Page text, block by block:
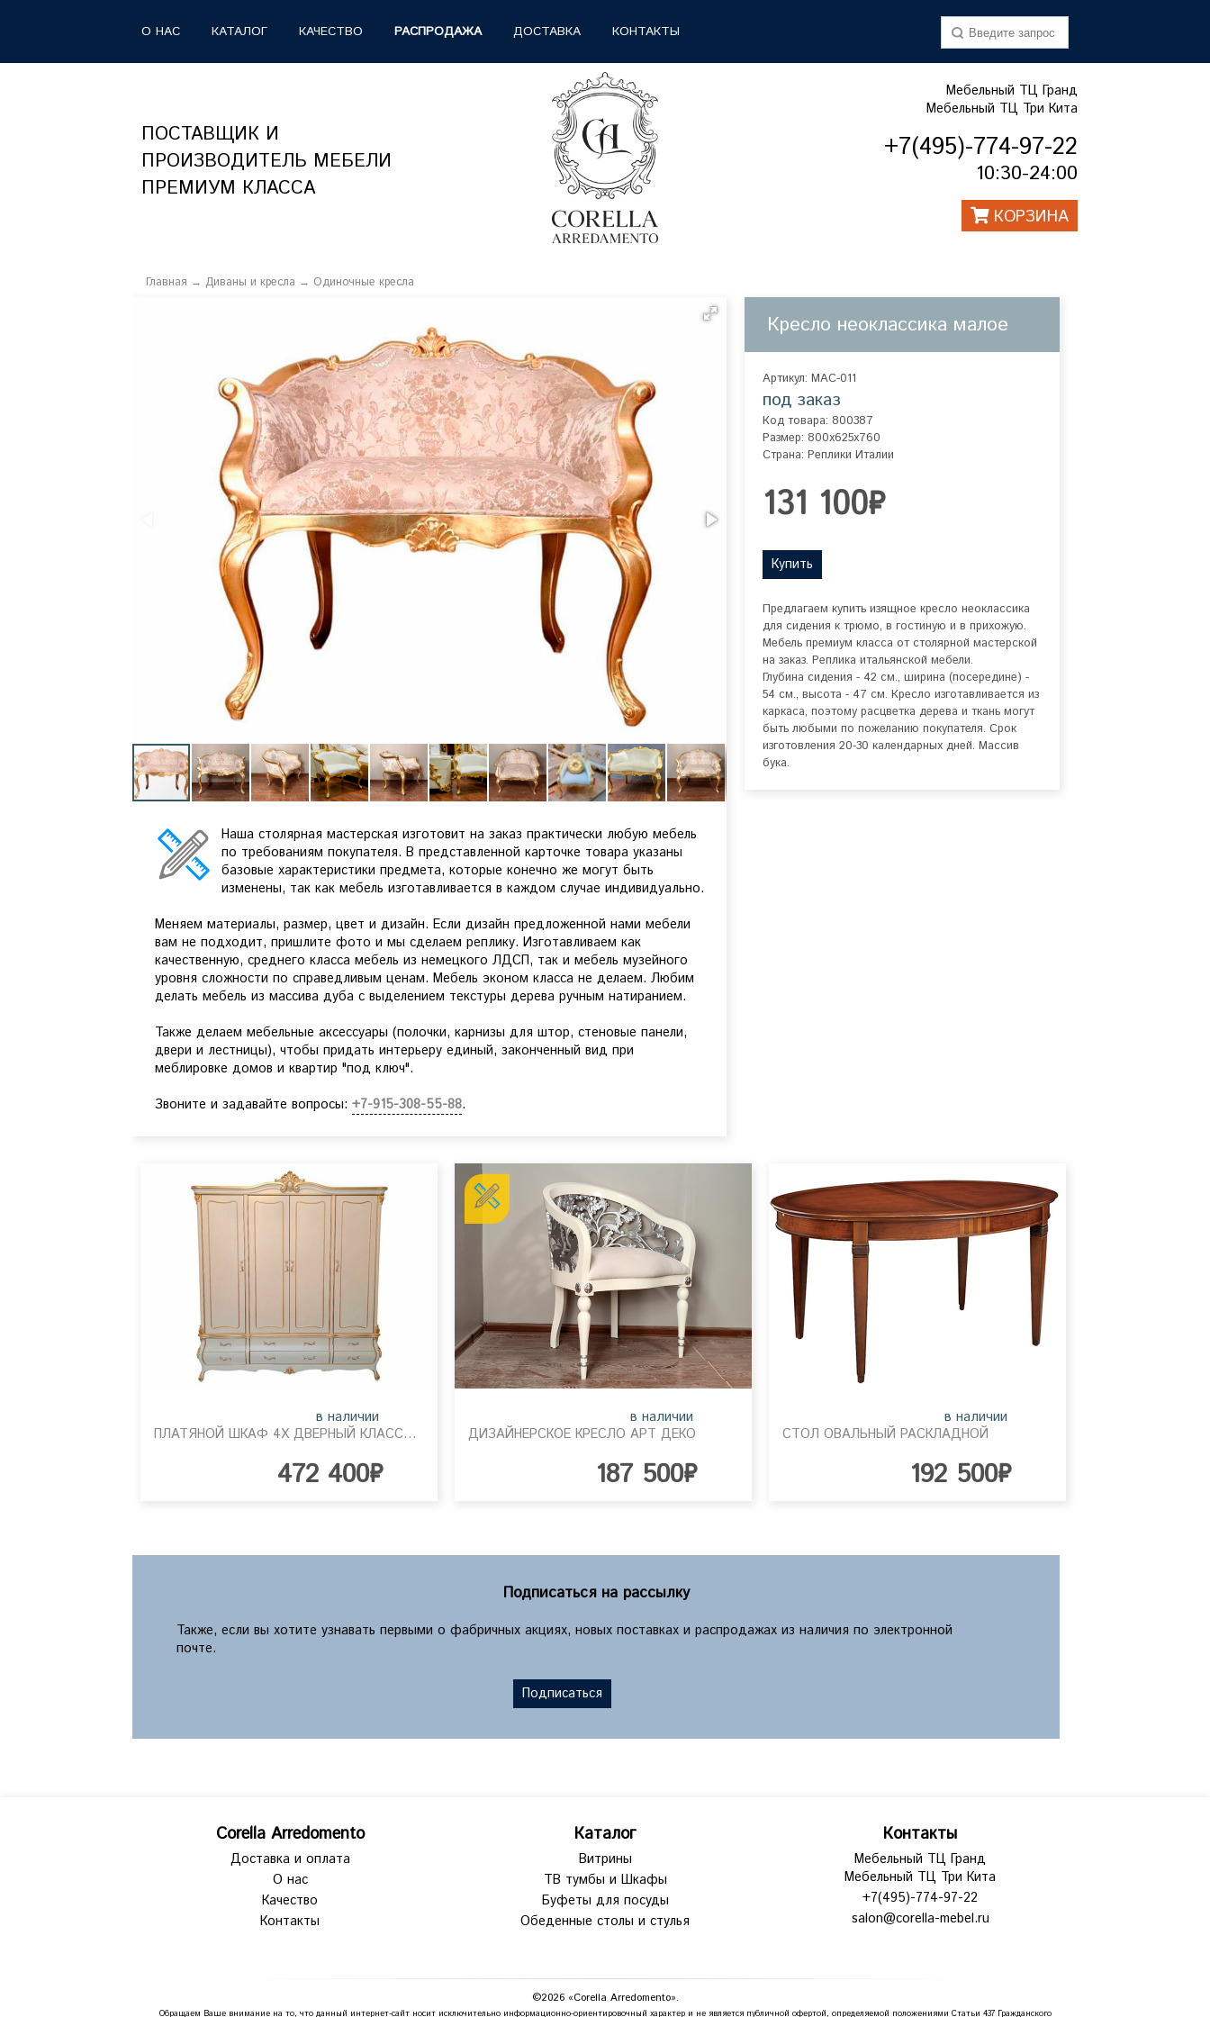
О НАС КАТАЛОГ КАЧЕСТВО РАСПРОДАЖА ДОСТАВКА КОНТАКТЫ
+7(495)-774-97-22
10:30-24:00
КОРЗИНА
Мебельный ТЦ Гранд
Мебельный ТЦ Три Кита
ПОСТАВЩИК И
ПРОИЗВОДИТЕЛЬ МЕБЕЛИ
ПРЕМИУМ КЛАССА
Главная → Диваны и кресла → Одиночные кресла
Наша столярная мастерская изготовит на заказ практически любую мебель
по требованиям покупателя. В представленной карточке товара указаны
базовые характеристики предмета, которые конечно же могут быть
изменены, так как мебель изготавливается в каждом случае индивидуально.
Меняем материалы, размер, цвет и дизайн. Если дизайн предложенной нами мебели
вам не подходит, пришлите фото и мы сделаем реплику. Изготавливаем как
качественную, среднего класса мебель из немецкого ЛДСП, так и мебель музейного
уровня сложности по справедливым ценам. Мебель эконом класса не делаем. Любим
делать мебель из массива дуба с выделением текстуры дерева ручным натиранием.
Также делаем мебельные аксессуары (полочки, карнизы для штор, стеновые панели,
двери и лестницы), чтобы придать интерьеру единый, законченный вид при
меблировке домов и квартир "под ключ".
Звоните и задавайте вопросы: +7-915-308-55-88.
Кресло неоклассика малое
Артикул: МАС-011
под заказ
Код товара: 800387
Размер: 800x625x760
Страна: Реплики Италии
131 100₽
Купить
Предлагаем купить изящное кресло неоклассика
для сидения к трюмо, в гостиную и в прихожую.
Мебель премиум класса от столярной мастерской
на заказ. Реплика итальянской мебели.
Глубина сидения - 42 см., ширина (посередине) -
54 см., высота - 47 см. Кресло изготавливается из
каркаса, поэтому расцветка дерева и ткань могут
быть любыми по пожеланию покупателя. Срок
изготовления 20-30 календарных дней. Массив
бука.
в наличии
472 400₽
ПЛАТЯНОЙ ШКАФ 4Х ДВЕРНЫЙ КЛАССИКА
в наличии
187 500₽
ДИЗАЙНЕРСКОЕ КРЕСЛО АРТ ДЕКО
в наличии
192 500₽
СТОЛ ОВАЛЬНЫЙ РАСКЛАДНОЙ
Подписаться на рассылку
Также, если вы хотите узнавать первыми о фабричных акциях, новых поставках и распродажах из наличия по электронной
почте.
Подписаться
Corella Arredomento
Доставка и оплата
О нас
Качество
Контакты
Каталог
Витрины
ТВ тумбы и Шкафы
Буфеты для посуды
Обеденные столы и стулья
Контакты
Мебельный ТЦ Гранд
Мебельный ТЦ Три Кита
+7(495)-774-97-22
salon@corella-mebel.ru
©2026 «Corella Arredomento».
Обращаем Ваше внимание на то, что данный интернет-сайт носит исключительно информационно-ориентировочный характер и не является публичной офертой, определяемой положениями Статьи 437 Гражданского